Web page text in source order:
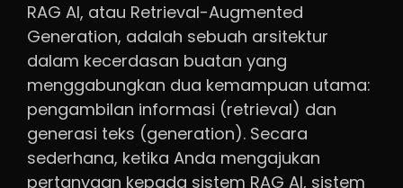
RAG AI, atau Retrieval-Augmented
Generation, adalah sebuah arsitektur
dalam kecerdasan buatan yang
menggabungkan dua kemampuan utama:
pengambilan informasi (retrieval) dan
generasi teks (generation). Secara
sederhana, ketika Anda mengajukan
pertanyaan kepada sistem RAG AI, sistem